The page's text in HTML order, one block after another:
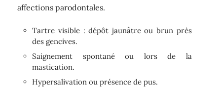
affections parodontales.
Tartre visible : dépôt jaunâtre ou brun près
des gencives.
Saignement spontané ou lors de la
mastication.
Hypersalivation ou présence de pus.